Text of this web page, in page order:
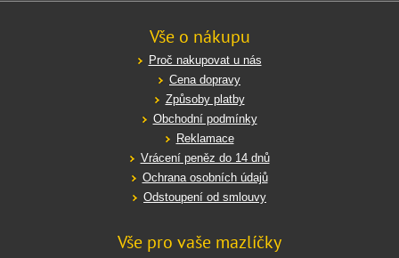
Vše o nákupu
Proč nakupovat u nás
Cena dopravy
Způsoby platby
Obchodní podmínky
Reklamace
Vrácení peněz do 14 dnů
Ochrana osobních údajů
Odstoupení od smlouvy
Vše pro vaše mazlíčky